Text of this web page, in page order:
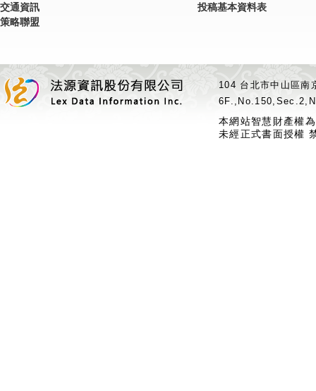
交通資訊
策略聯盟
投稿基本資料表
104 台北市中山區
本網站智慧財產權
未經正式書面授權